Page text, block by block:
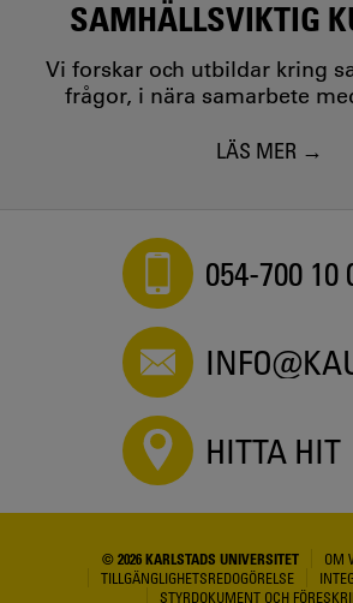
SAMHÄLLSVIKTIG
Vi forskar och utbildar kring
frågor, i nära samarbete
LÄS MER
054-700 10
HITTA HIT
© 2026 KARLSTADS UNIVERSITET
OM
TILLGÄNGLIGHETSREDOGÖRELSE
STYRDOKUMENT OCH